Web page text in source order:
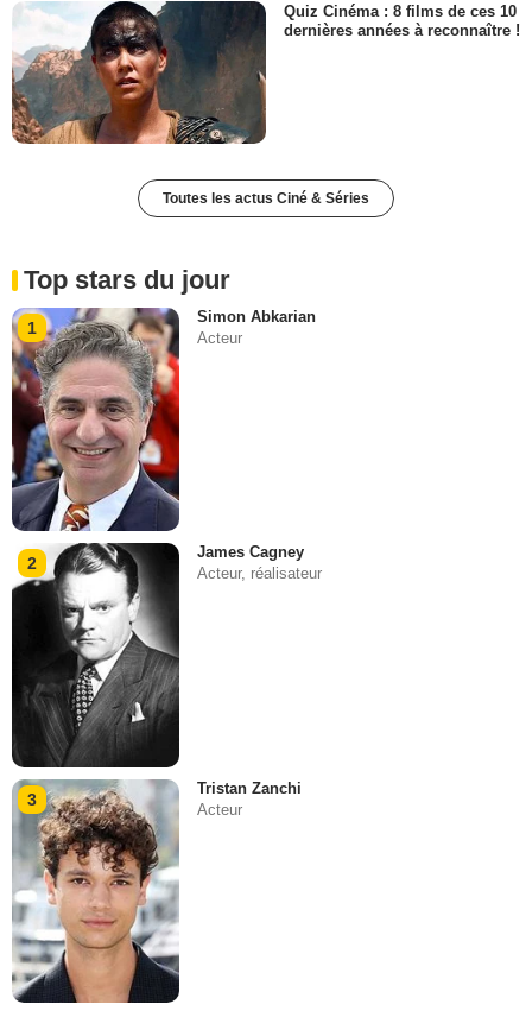
Quiz Cinéma : 8 films de ces 10
dernières années à reconnaître !
Toutes les actus Ciné & Séries
Top stars du jour
1
Simon Abkarian
Acteur
2
James Cagney
Acteur, réalisateur
3
Tristan Zanchi
Acteur